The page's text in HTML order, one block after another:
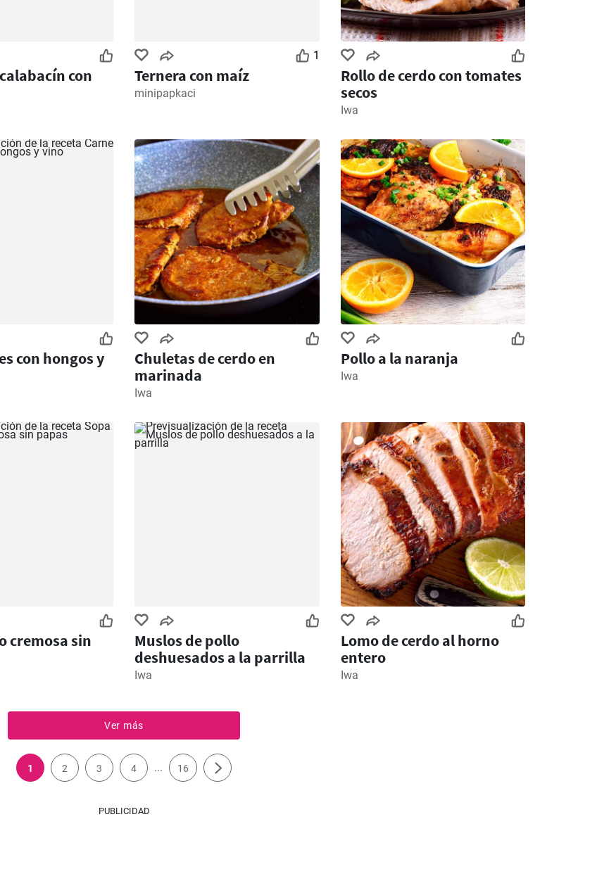
con
1
Ternera con maíz
minipapkaci
Rollo de cerdo con tomates
secos
Iwa
con hongos y
Chuletas de cerdo en
marinada
Iwa
Pollo a la naranja
Iwa
cremosa sin
Muslos de pollo
deshuesados ​​a la parrilla
Iwa
Lomo de cerdo al horno
entero
Iwa
Ver más
1 2 3 4 ... 16
PUBLICIDAD